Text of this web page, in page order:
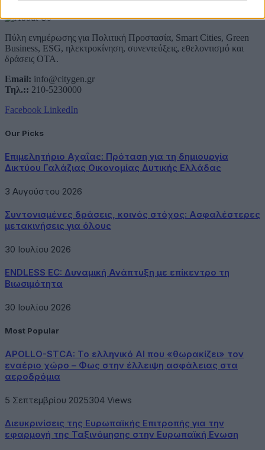
Πύλη ενημέρωσης για Πολιτική Προστασία, Smart Cities, Green
Business, ESG, ηλεκτροκίνηση, συνεντεύξεις, εθελοντισμό και
δράσεις ΟΤΑ.
Email: info@citygen.gr
Τηλ.:: 210-5230000
Facebook LinkedIn
Our Picks
Επιμελητήριο Αχαΐας: Πρόταση για τη δημιουργία
Δικτύου Γαλάζιας Οικονομίας Δυτικής Ελλάδας
3 Αυγούστου 2026
Συντονισμένες δράσεις, κοινός στόχος: Ασφαλέστερες
μετακινήσεις για όλους
30 Ιουλίου 2026
ENDLESS EC: Δυναμική Ανάπτυξη με επίκεντρο τη
Βιωσιμότητα
30 Ιουλίου 2026
Most Popular
APOLLO-STCA: Το ελληνικό AI που «θωρακίζει» τον
εναέριο χώρο – Φως στην έλλειψη ασφάλειας στα
αεροδρόμια
5 Σεπτεμβρίου 2025304 Views
Διευκρινίσεις της Ευρωπαϊκής Επιτροπής για την
εφαρμογή της Ταξινόμησης στην Ευρωπαϊκή Ενωση